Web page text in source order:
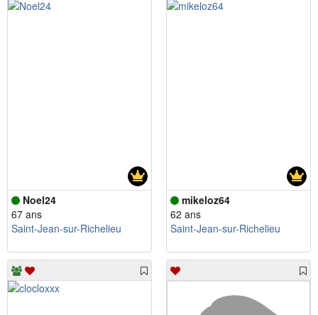
Noel24
67 ans
Saint-Jean-sur-Richelieu
mikeloz64
62 ans
Saint-Jean-sur-Richelieu